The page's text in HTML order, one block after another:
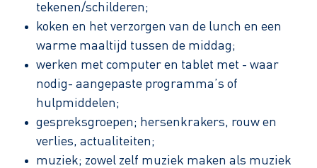
tekenen/schilderen;
koken en het verzorgen van de lunch en een
warme maaltijd tussen de middag;
werken met computer en tablet met - waar
nodig- aangepaste programma’s of
hulpmiddelen;
gespreksgroepen; hersenkrakers, rouw en
verlies, actualiteiten;
muziek; zowel zelf muziek maken als muziek